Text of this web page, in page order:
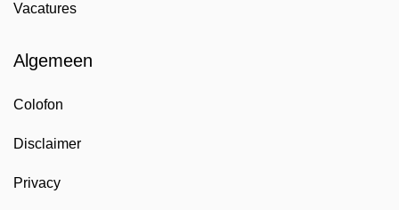
Vacatures
Algemeen
Colofon
Disclaimer
Privacy